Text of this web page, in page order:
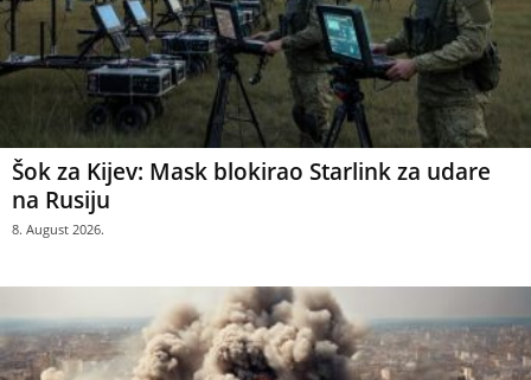
Šok za Kijev: Mask blokirao Starlink za udare
na Rusiju
8. August 2026.